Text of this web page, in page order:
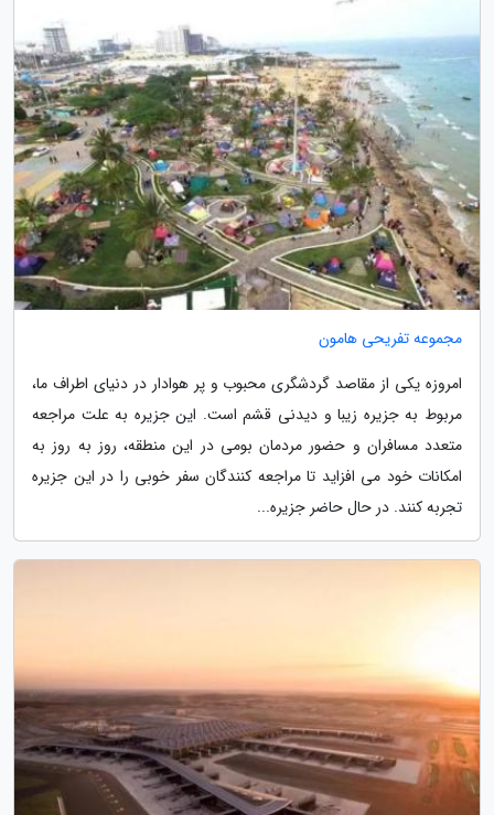
مجموعه تفریحی هامون
امروزه یکی از مقاصد گردشگری محبوب و پر هوادار در دنیای اطراف ما،
مربوط به جزیره زیبا و دیدنی قشم است. این جزیره به علت مراجعه
متعدد مسافران و حضور مردمان بومی در این منطقه، روز به روز به
امکانات خود می افزاید تا مراجعه کنندگان سفر خوبی را در این جزیره
تجربه کنند. در حال حاضر جزیره...